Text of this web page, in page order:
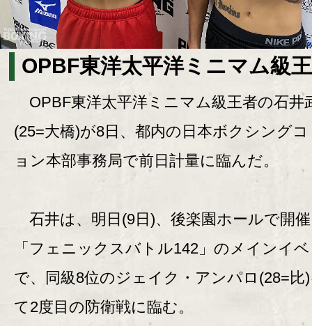
OPBF東洋太平洋ミニマム級
OPBF東洋太平洋ミニマム級王者の石井
(25=大橋)が8日、都内の日本ボクシング
ョン本部事務局で前日計量に臨んだ。
石井は、明日(9日)、後楽園ホールで開
「フェニックスバトル142」のメインイ
で、同級8位のジェイク・アンパロ(28=比
て2度目の防衛戦に臨む。